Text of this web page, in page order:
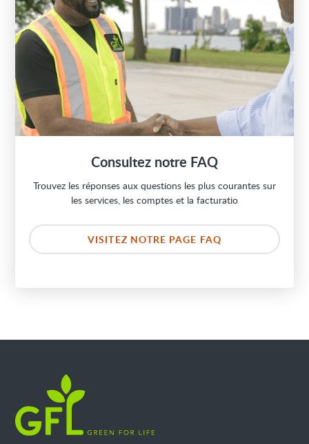
Consultez notre FAQ
Trouvez les réponses aux questions les plus courantes sur
les services, les comptes et la facturatio
VISITEZ NOTRE PAGE FAQ